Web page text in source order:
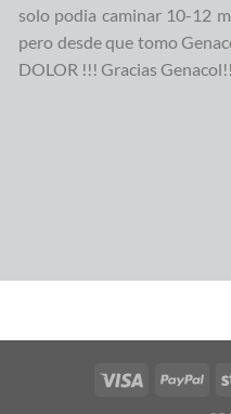
solo podia caminar 10-12
pero desde que tomo
DOLOR !!! Gracias Genacol!!